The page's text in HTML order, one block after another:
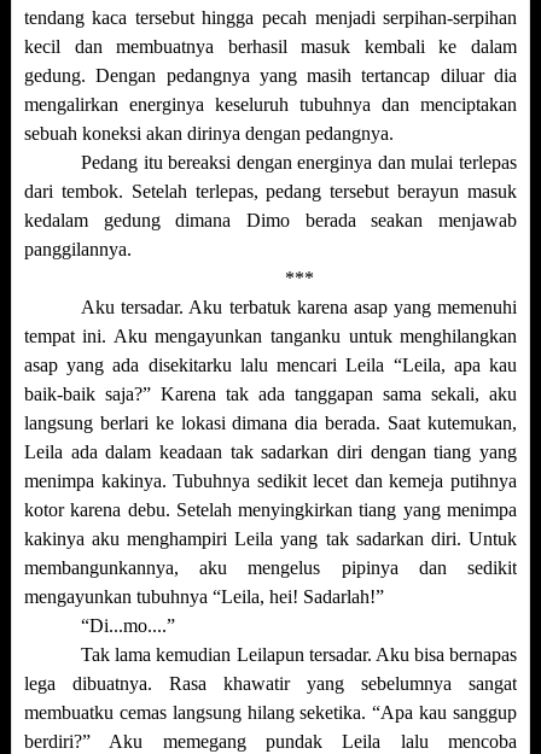
tendang kaca tersebut hingga pecah menjadi serpihan-serpihan
kecil dan membuatnya berhasil masuk kembali ke dalam
gedung. Dengan pedangnya yang masih tertancap diluar dia
mengalirkan energinya keseluruh tubuhnya dan menciptakan
sebuah koneksi akan dirinya dengan pedangnya.
Pedang itu bereaksi dengan energinya dan mulai terlepas
dari tembok. Setelah terlepas, pedang tersebut berayun masuk
kedalam gedung dimana Dimo berada seakan menjawab
panggilannya.
***
Aku tersadar. Aku terbatuk karena asap yang memenuhi
tempat ini. Aku mengayunkan tanganku untuk menghilangkan
asap yang ada disekitarku lalu mencari Leila “Leila, apa kau
baik-baik saja?” Karena tak ada tanggapan sama sekali, aku
langsung berlari ke lokasi dimana dia berada. Saat kutemukan,
Leila ada dalam keadaan tak sadarkan diri dengan tiang yang
menimpa kakinya. Tubuhnya sedikit lecet dan kemeja putihnya
kotor karena debu. Setelah menyingkirkan tiang yang menimpa
kakinya aku menghampiri Leila yang tak sadarkan diri. Untuk
membangunkannya, aku mengelus pipinya dan sedikit
mengayunkan tubuhnya “Leila, hei! Sadarlah!”
“Di...mo....”
Tak lama kemudian Leilapun tersadar. Aku bisa bernapas
lega dibuatnya. Rasa khawatir yang sebelumnya sangat
membuatku cemas langsung hilang seketika. “Apa kau sanggup
berdiri?” Aku memegang pundak Leila lalu mencoba